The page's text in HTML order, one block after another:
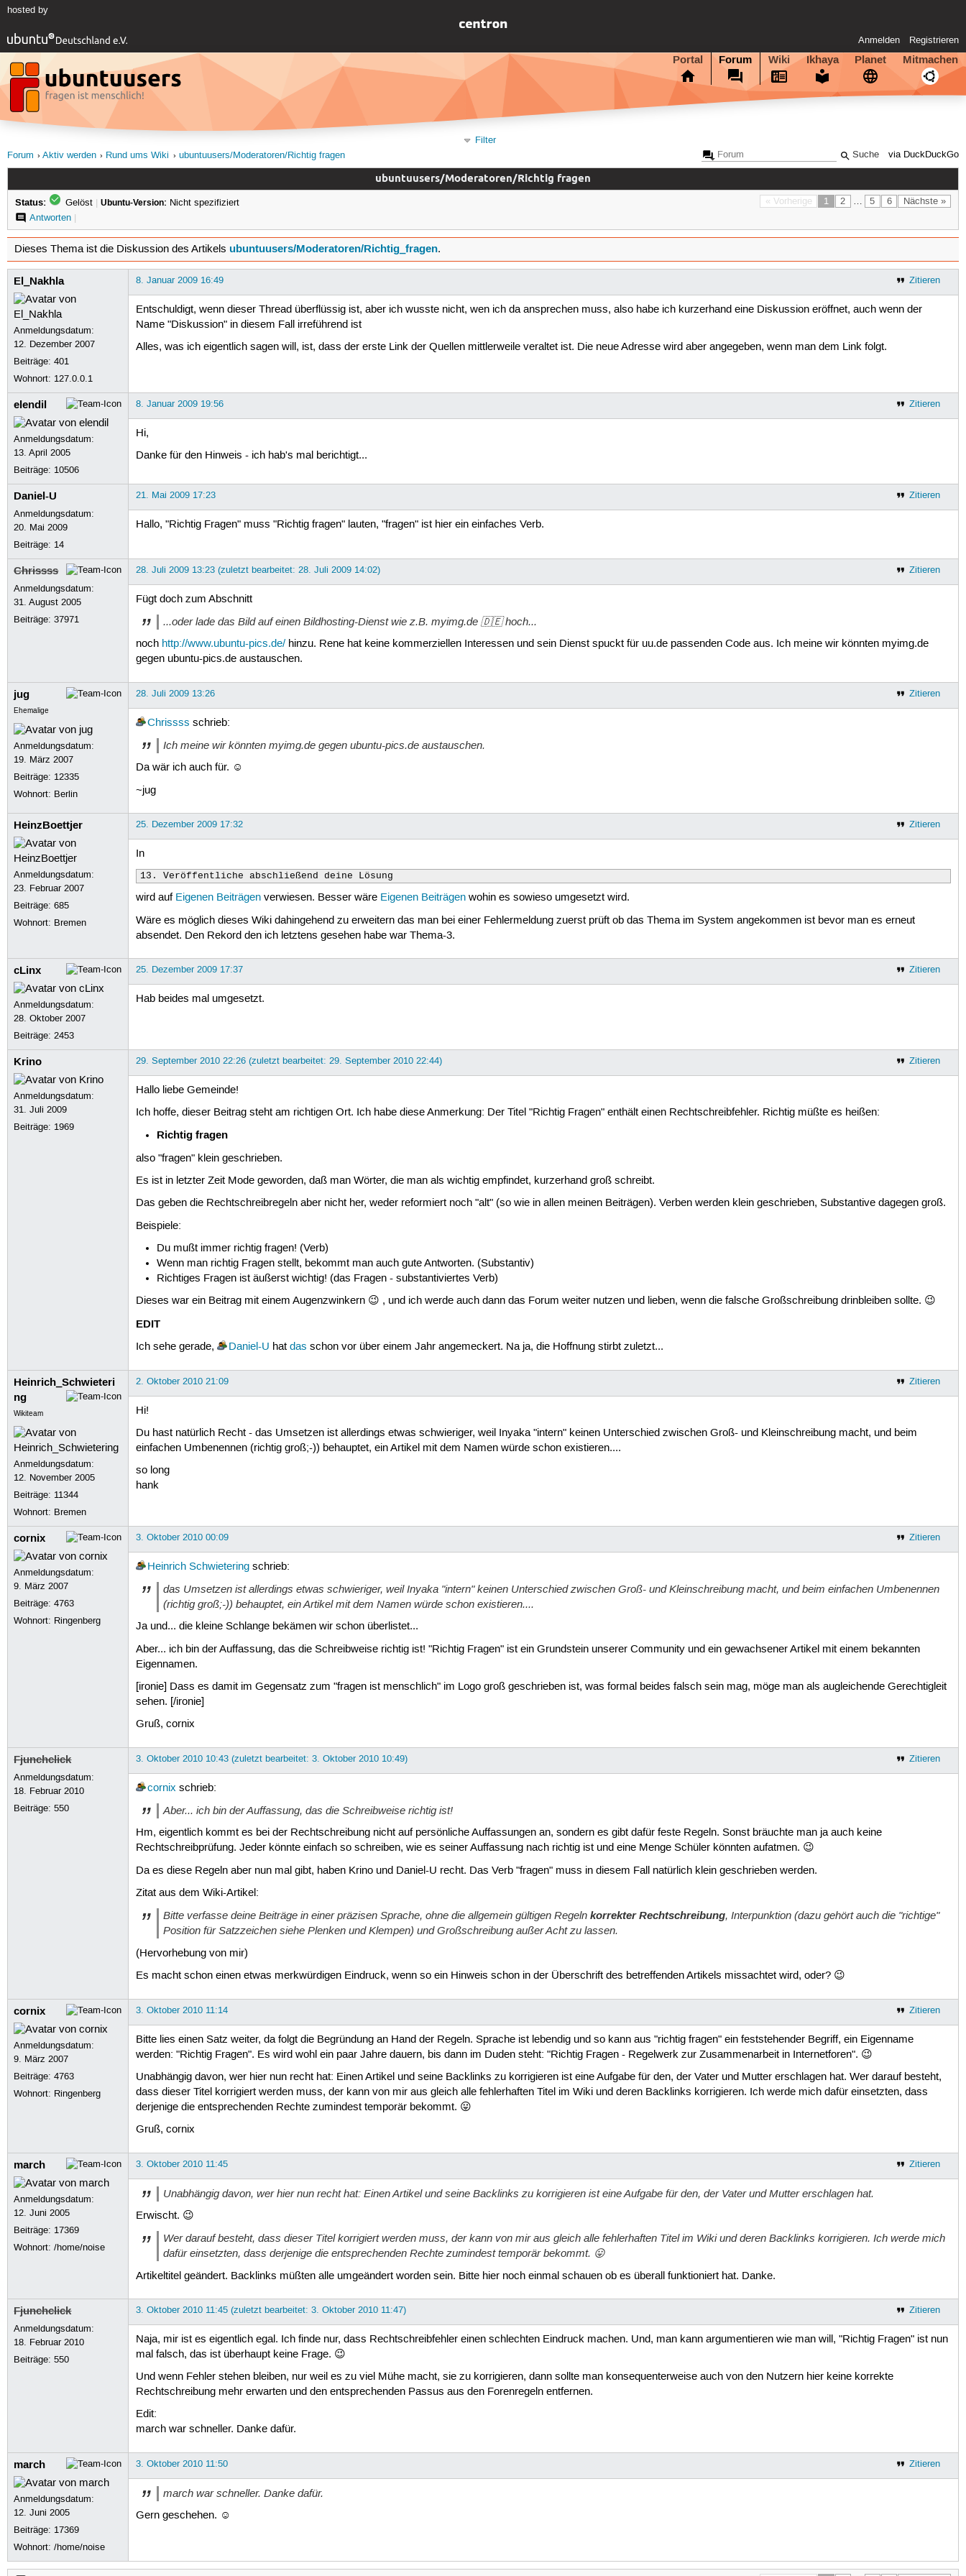
hosted by
Anmelden Registrieren
Portal Forum Wiki Ikhaya Planet Mitmachen
via DuckDuckGo
Filter
Forum
Aktiv werden Rund ums Wiki ubuntuusers/Moderatoren/Richtig fragen
ubuntuusers/Moderatoren/Richtig fragen
« Vorherige 1 2 … 5 6 Nächste »
Status: Gelöst | Ubuntu-Version: Nicht spezifiziert
Antworten|
Dieses Thema ist die Diskussion des Artikels ubuntuusers/Moderatoren/Richtig_fragen.
El_Nakhla
Anmeldungsdatum:
12. Dezember 2007
Beiträge:401
Wohnort: 127.0.0.1
Zitieren
8. Januar 2009 16:49
Entschuldigt, wenn dieser Thread überflüssig ist, aber ich wusste nicht, wen ich da ansprechen muss, also habe ich kurzerhand eine Diskussion eröffnet, auch wenn der
Name "Diskussion" in diesem Fall irreführend ist
Alles, was ich eigentlich sagen will, ist, dass der erste Link der Quellen mittlerweile veraltet ist. Die neue Adresse wird aber angegeben, wenn man dem Link folgt.
elendil
Anmeldungsdatum:
13. April 2005
Beiträge: 10506
Zitieren
8. Januar 2009 19:56
Hi,
Danke für den Hinweis - ich hab's mal berichtigt...
Daniel-U
Anmeldungsdatum:
20. Mai 2009
Beiträge: 14
Zitieren
21. Mai 2009 17:23
Hallo, "Richtig Fragen" muss "Richtig fragen" lauten, "fragen" ist hier ein einfaches Verb.
Chrissss
Anmeldungsdatum:
31. August 2005
Beiträge:37971
Zitieren
28. Juli 2009 13:23 (zuletzt bearbeitet: 28. Juli 2009 14:02)
Fügt doch zum Abschnitt
...oder lade das Bild auf einen Bildhosting-Dienst wie z.B. myimg.de 🇩🇪 hoch...
noch http://www.ubuntu-pics.de/hinzu. Rene hat keine kommerziellen Interessen und sein Dienst spuckt für uu.de passenden Code aus. Ich meine wir könnten myimg.de
gegen ubuntu-pics.de austauschen.
jug
Ehemalige
Anmeldungsdatum:
19. März 2007
Beiträge: 12335
Wohnort: Berlin
Zitieren
28. Juli 2009 13:26
Chrissss schrieb:
Ich meine wir könnten myimg.de gegen ubuntu-pics.de austauschen.
Da wär ich auch für. ☺
~jug
HeinzBoettjer
Anmeldungsdatum:
23. Februar 2007
Beiträge:685
Wohnort: Bremen
Zitieren
25. Dezember 2009 17:32
In
13. Veröffentliche abschließend deine Lösung
wird auf Eigenen Beiträgenverwiesen. Besser wäre Eigenen Beiträgenwohin es sowieso umgesetzt wird.
Wäre es möglich dieses Wiki dahingehend zu erweitern das man bei einer Fehlermeldung zuerst prüft ob das Thema im System angekommen ist bevor man es erneut
absendet. Den Rekord den ich letztens gesehen habe war Thema-3.
cLinx
Anmeldungsdatum:
28. Oktober 2007
Beiträge:2453
Zitieren
25. Dezember 2009 17:37
Hab beides mal umgesetzt.
Krino
Anmeldungsdatum:
31. Juli 2009
Beiträge: 1969
Zitieren
29. September 2010 22:26 (zuletzt bearbeitet: 29. September 2010 22:44)
Hallo liebe Gemeinde!
Ich hoffe, dieser Beitrag steht am richtigen Ort. Ich habe diese Anmerkung: Der Titel "Richtig Fragen" enthält einen Rechtschreibfehler. Richtig müßte es heißen:
Richtig fragen
also "fragen" klein geschrieben.
Es ist in letzter Zeit Mode geworden, daß man Wörter, die man als wichtig empfindet, kurzerhand groß schreibt.
Das geben die Rechtschreibregeln aber nicht her, weder reformiert noch "alt" (so wie in allen meinen Beiträgen). Verben werden klein geschrieben, Substantive dagegen groß.
Beispiele:
Du mußt immer richtig fragen! (Verb)
Wenn man richtig Fragen stellt, bekommt man auch gute Antworten. (Substantiv)
Richtiges Fragen ist äußerst wichtig! (das Fragen - substantiviertes Verb)
Dieses war ein Beitrag mit einem Augenzwinkern 😉 , und ich werde auch dann das Forum weiter nutzen und lieben, wenn die falsche Großschreibung drinbleiben sollte. 😉
EDIT
Ich sehe gerade, Daniel-U hat das schon vor über einem Jahr angemeckert. Na ja, die Hoffnung stirbt zuletzt...
Heinrich_Schwieteri
ng
Wikiteam
Anmeldungsdatum:
12. November 2005
Beiträge: 11344
Wohnort: Bremen
Zitieren
2. Oktober 2010 21:09
Hi!
Du hast natürlich Recht - das Umsetzen ist allerdings etwas schwieriger, weil Inyaka "intern" keinen Unterschied zwischen Groß- und Kleinschreibung macht, und beim
einfachen Umbenennen (richtig groß;-)) behauptet, ein Artikel mit dem Namen würde schon existieren....
so long
hank
cornix
Anmeldungsdatum:
9. März 2007
Beiträge:4763
Wohnort: Ringenberg
Zitieren
3. Oktober 2010 00:09
Heinrich Schwieteringschrieb:
das Umsetzen ist allerdings etwas schwieriger, weil Inyaka "intern" keinen Unterschied zwischen Groß- und Kleinschreibung macht, und beim einfachen Umbenennen
(richtig groß;-)) behauptet, ein Artikel mit dem Namen würde schon existieren....
Ja und... die kleine Schlange bekämen wir schon überlistet...
Aber... ich bin der Auffassung, das die Schreibweise richtig ist! "Richtig Fragen" ist ein Grundstein unserer Community und ein gewachsener Artikel mit einem bekannten
Eigennamen.
[ironie] Dass es damit im Gegensatz zum "fragen ist menschlich" im Logo groß geschrieben ist, was formal beides falsch sein mag, möge man als augleichende Gerechtigleit
sehen. [/ironie]
Gruß, cornix
Fjunchclick
Anmeldungsdatum:
18. Februar 2010
Beiträge:550
Zitieren
3. Oktober 2010 10:43 (zuletzt bearbeitet: 3. Oktober 2010 10:49)
cornix schrieb:
Aber... ich bin der Auffassung, das die Schreibweise richtig ist!
Hm, eigentlich kommt es bei der Rechtschreibung nicht auf persönliche Auffassungen an, sondern es gibt dafür feste Regeln. Sonst bräuchte man ja auch keine
Rechtschreibprüfung. Jeder könnte einfach so schreiben, wie es seiner Auffassung nach richtig ist und eine Menge Schüler könnten aufatmen. 😉
Da es diese Regeln aber nun mal gibt, haben Krino und Daniel-U recht. Das Verb "fragen" muss in diesem Fall natürlich klein geschrieben werden.
Zitat aus dem Wiki-Artikel:
Bitte verfasse deine Beiträge in einer präzisen Sprache, ohne die allgemein gültigen Regeln korrekter Rechtschreibung, Interpunktion (dazu gehört auch die "richtige"
Position für Satzzeichen siehe Plenken und Klempen) und Großschreibung außer Acht zu lassen.
(Hervorhebung von mir)
Es macht schon einen etwas merkwürdigen Eindruck, wenn so ein Hinweis schon in der Überschrift des betreffenden Artikels missachtet wird, oder? 😉
cornix
Anmeldungsdatum:
9. März 2007
Beiträge:4763
Wohnort: Ringenberg
Zitieren
3. Oktober 2010 11:14
Bitte lies einen Satz weiter, da folgt die Begründung an Hand der Regeln. Sprache ist lebendig und so kann aus "richtig fragen" ein feststehender Begriff, ein Eigenname
werden: "Richtig Fragen". Es wird wohl ein paar Jahre dauern, bis dann im Duden steht: "Richtig Fragen - Regelwerk zur Zusammenarbeit in Internetforen". 😉
Unabhängig davon, wer hier nun recht hat: Einen Artikel und seine Backlinks zu korrigieren ist eine Aufgabe für den, der Vater und Mutter erschlagen hat. Wer darauf besteht,
dass dieser Titel korrigiert werden muss, der kann von mir aus gleich alle fehlerhaften Titel im Wiki und deren Backlinks korrigieren. Ich werde mich dafür einsetzten, dass
derjenige die entsprechenden Rechte zumindest temporär bekommt. 😛
Gruß, cornix
march
Anmeldungsdatum:
12. Juni 2005
Beiträge: 17369
Wohnort: /home/noise
Zitieren
3. Oktober 2010 11:45
Unabhängig davon, wer hier nun recht hat: Einen Artikel und seine Backlinks zu korrigieren ist eine Aufgabe für den, der Vater und Mutter erschlagen hat.
Erwischt. 😉
Wer darauf besteht, dass dieser Titel korrigiert werden muss, der kann von mir aus gleich alle fehlerhaften Titel im Wiki und deren Backlinks korrigieren. Ich werde mich
dafür einsetzten, dass derjenige die entsprechenden Rechte zumindest temporär bekommt. 😛
Artikeltitel geändert. Backlinks müßten alle umgeändert worden sein. Bitte hier noch einmal schauen ob es überall funktioniert hat. Danke.
Fjunchclick
Anmeldungsdatum:
18. Februar 2010
Beiträge:550
Zitieren
3. Oktober 2010 11:45 (zuletzt bearbeitet: 3. Oktober 2010 11:47)
Naja, mir ist es eigentlich egal. Ich finde nur, dass Rechtschreibfehler einen schlechten Eindruck machen. Und, man kann argumentieren wie man will, "Richtig Fragen" ist nun
mal falsch, das ist überhaupt keine Frage. 😉
Und wenn Fehler stehen bleiben, nur weil es zu viel Mühe macht, sie zu korrigieren, dann sollte man konsequenterweise auch von den Nutzern hier keine korrekte
Rechtschreibung mehr erwarten und den entsprechenden Passus aus den Forenregeln entfernen.
Edit:
march war schneller. Danke dafür.
march
Anmeldungsdatum:
12. Juni 2005
Beiträge: 17369
Wohnort: /home/noise
Zitieren
3. Oktober 2010 11:50
march war schneller. Danke dafür.
Gern geschehen. ☺